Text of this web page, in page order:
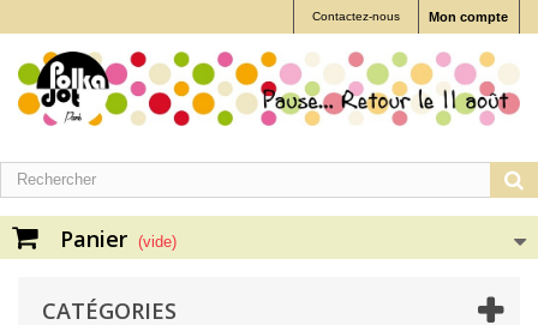
Mon compte
Contactez-nous
Panier (vide)
CATÉGORIES